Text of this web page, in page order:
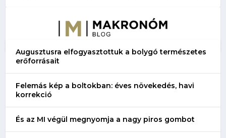
Augusztusra elfogyasztottuk a bolygó természetes
erőforrásait
Felemás kép a boltokban: éves növekedés, havi
korrekció
És az MI végül megnyomja a nagy piros gombot